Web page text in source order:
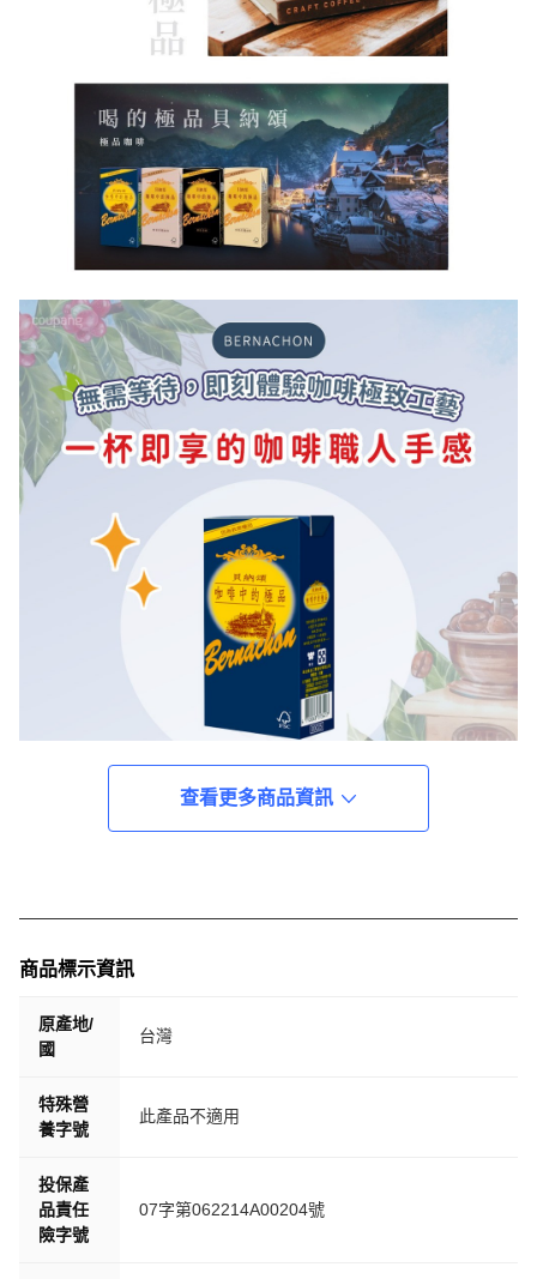
查看更多商品資訊
商品標示資訊
原產地/
國
台灣
特殊營
養字號
此產品不適用
投保產
品責任
險字號
07字第062214A00204號